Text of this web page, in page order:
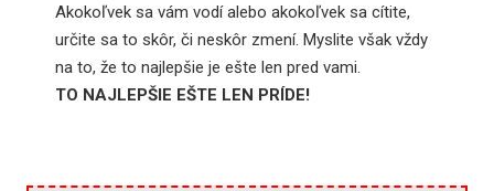
Akokoľvek sa vám vodí alebo akokoľvek sa cítite,
určite sa to skôr, či neskôr zmení. Myslite však vždy
na to, že to najlepšie je ešte len pred vami.
TO NAJLEPŠIE EŠTE LEN PRÍDE!